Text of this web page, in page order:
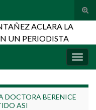
DOCTORA BERENICE
ASI